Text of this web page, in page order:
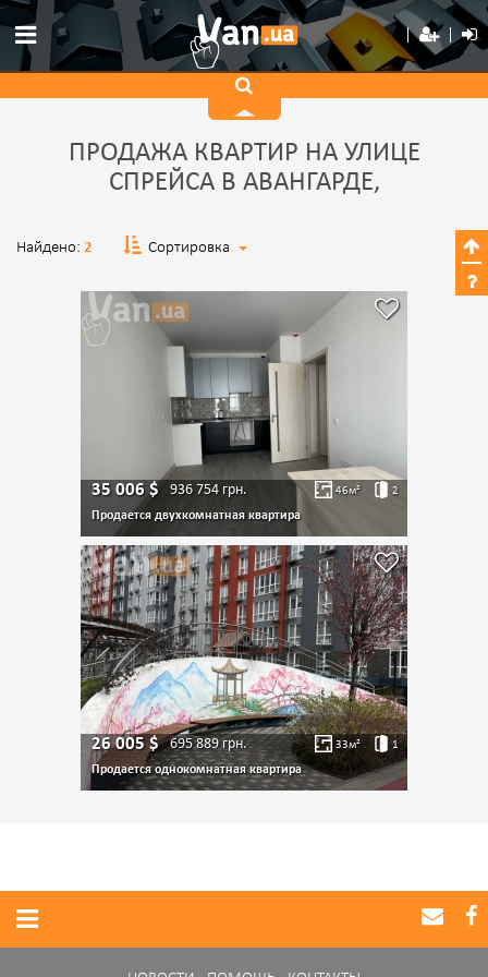
ПРОДАЖА КВАРТИР НА УЛИЦЕ
СПРЕЙСА В АВАНГАРДЕ,
Найдено: 2 Сортировка
35 006$ 936 754 грн. 46м² 2
Продается двухкомнатная квартира
26 005 $ 695 889грн. 33м² 1
Продается однокомнатная квартира